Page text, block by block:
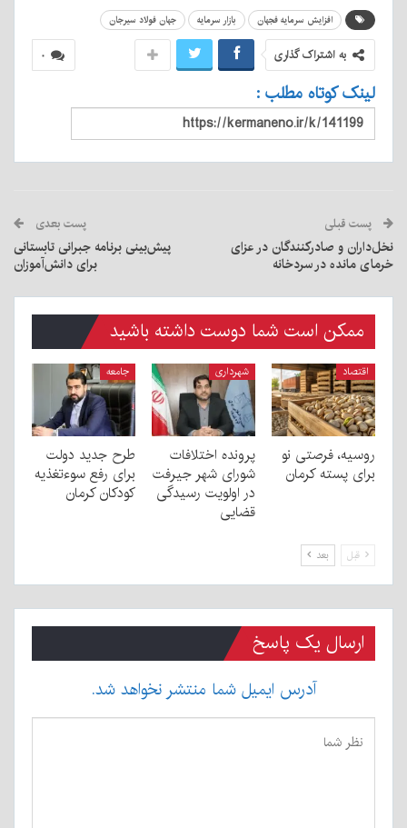
افزایش سرمایه فجهان بازار سرمایه جهان فولاد سیرجان
۰ به اشتراک گذاری
لینک کوتاه مطلب :
پست قبلی
نخل‌داران و صادرکنندگان در عزای
خرمای مانده در سردخانه
پست بعدی
پیش‌بینی برنامه جبرانی تابستانی
برای دانش‌آموزان
ممکن است شما دوست داشته باشید
اقتصاد
روسیه، فرصتی نو
برای پسته کرمان
شهرداری
پرونده اختلافات
شورای شهر جیرفت
در اولویت رسیدگی
قضایی
جامعه
طرح جدید دولت
برای رفع سوءتغذیه
کودکان کرمان
قبل بعد
ارسال یک پاسخ
آدرس ایمیل شما منتشر نخواهد شد.